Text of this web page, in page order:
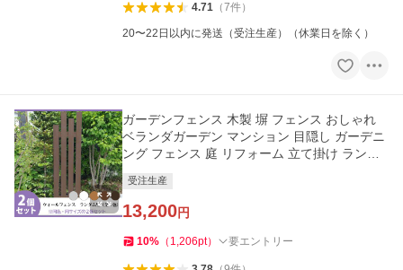
4.71（7件）
20〜22日以内に発送（受注生産）（休業日を除く）
ガーデンフェンス 木製 塀 フェンス おしゃれ
ベランダガーデン マンション 目隠し ガーデニ
ング フェンス 庭 リフォーム 立て掛け ランダ
受注生産
13,200円
10% （ 1,206pt） 要エントリー